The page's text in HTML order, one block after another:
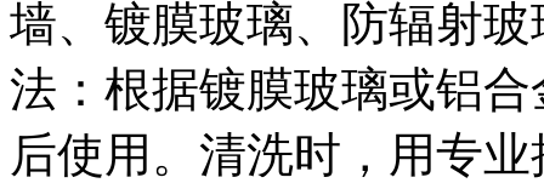
墙、镀膜玻璃、防辐射
法：根据镀膜玻璃或铝
后使用。清洗时，用专